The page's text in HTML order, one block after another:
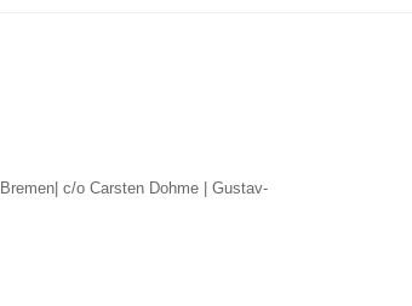
c/o Carsten Dohme | Gustav-